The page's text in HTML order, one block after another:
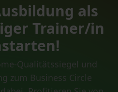
als
Trainer/in
Qualitätssiegel und
zum Business Circle